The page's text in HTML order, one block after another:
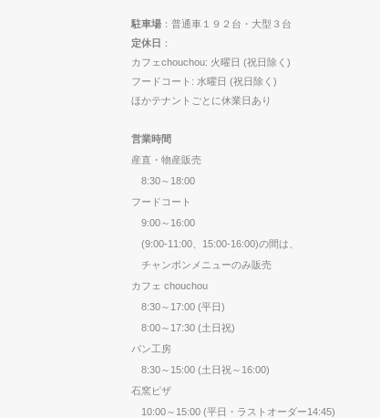
駐車場 ：普通車１９２台・大型３台
定休日 ：
カフェchouchou: 火曜日 (祝日除く)
フードコート: 水曜日 (祝日除く)
ほかテナントごとに休業日あり
営業時間
産直・物産販売
8:30～18:00
フードコート
9:00～16:00
(9:00-11:00、15:00-16:00)の間は、
チャンポンメニューのみ販売
カフェ chouchou
8:30～17:00 (平日)
8:00～17:30 (土日祝)
パン工房
8:30～15:00 (土日祝～16:00)
石窯ピザ
10:00～15:00 (平日・ラストオーダー14:45)